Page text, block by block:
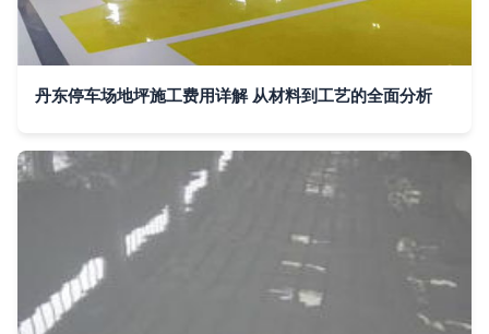
丹东停车场地坪施工费用详解 从材料到工艺的全面分析